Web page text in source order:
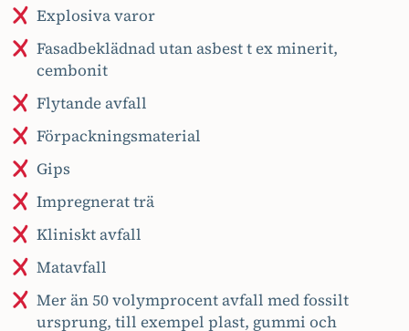
Explosiva varor
Fasadbeklädnad utan asbest t ex minerit,
cembonit
Flytande avfall
Förpackningsmaterial
Gips
Impregnerat trä
Kliniskt avfall
Matavfall
Mer än 50 volymprocent avfall med fossilt
ursprung, till exempel plast, gummi och